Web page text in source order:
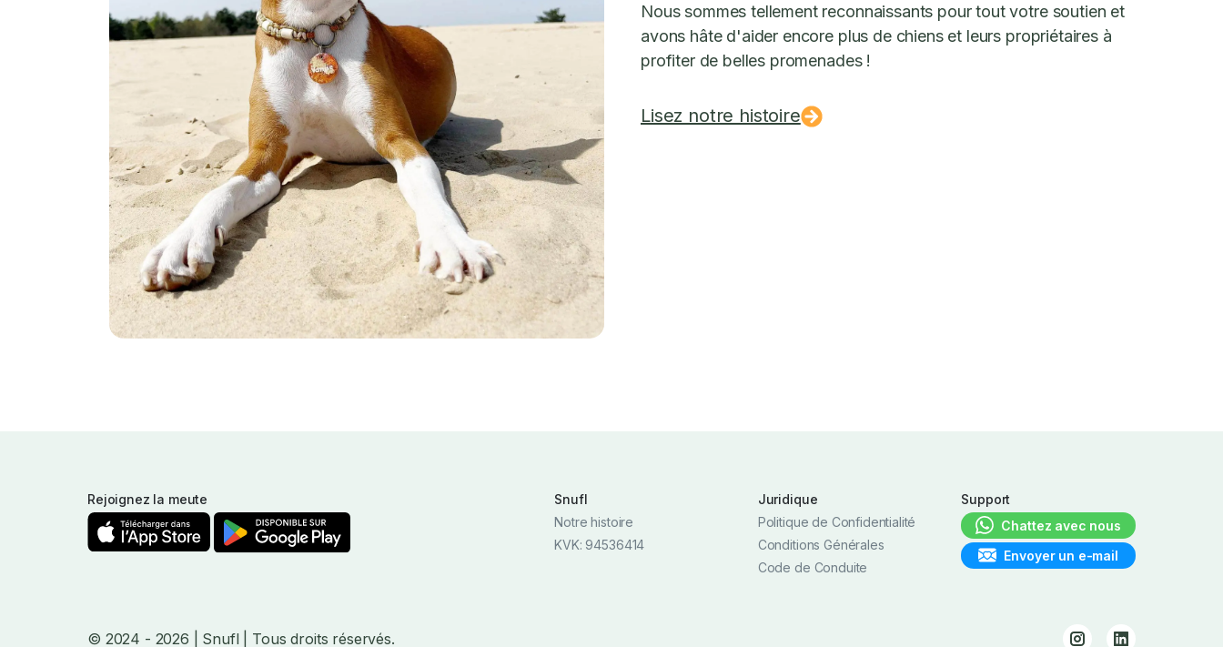
Nous sommes tellement reconnaissants pour tout votre soutien et
avons hâte d'aider encore plus de chiens et leurs propriétaires à
profiter de belles promenades !
Lisez notre histoire
Rejoignez la meute
Snufl
Notre histoire
KVK: 94536414
Juridique
Politique de Confidentialité
Conditions Générales
Code de Conduite
Support
Chattez avec nous
Envoyer un e-mail
© 2024 - 2026 | Snufl | Tous droits réservés.